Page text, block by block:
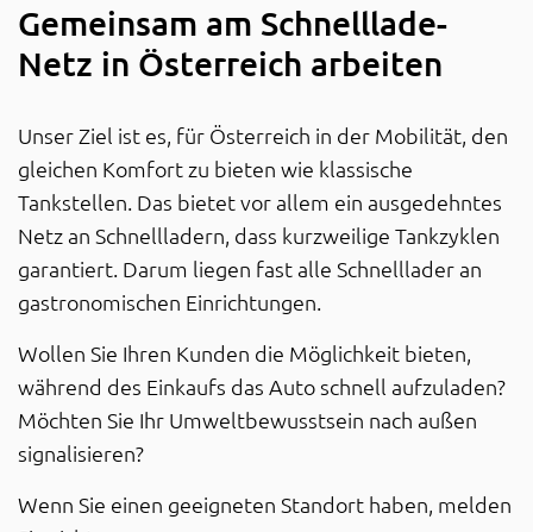
Gemeinsam am Schnelllade-
Netz in Österreich arbeiten
Unser Ziel ist es, für Österreich in der Mobilität, den
gleichen Komfort zu bieten wie klassische
Tankstellen. Das bietet vor allem ein ausgedehntes
Netz an Schnellladern, dass kurzweilige Tankzyklen
garantiert. Darum liegen fast alle Schnelllader an
gastronomischen Einrichtungen.
Wollen Sie Ihren Kunden die Möglichkeit bieten,
während des Einkaufs das Auto schnell aufzuladen?
Möchten Sie Ihr Umweltbewusstsein nach außen
signalisieren?
Wenn Sie einen geeigneten Standort haben, melden